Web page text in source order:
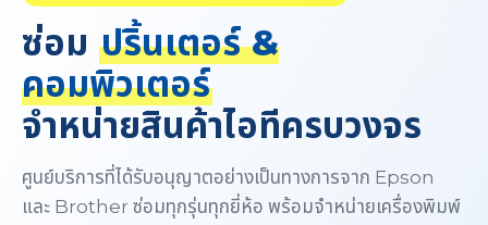
ซ่อม ปริ้นเตอร์ &
คอมพิวเตอร์
จำหน่ายสินค้าไอทีครบวงจร
ศูนย์บริการที่ได้รับอนุญาตอย่างเป็นทางการจาก Epson
และ Brother ซ่อมทุกรุ่นทุกยี่ห้อ พร้อมจำหน่ายเครื่องพิมพ์